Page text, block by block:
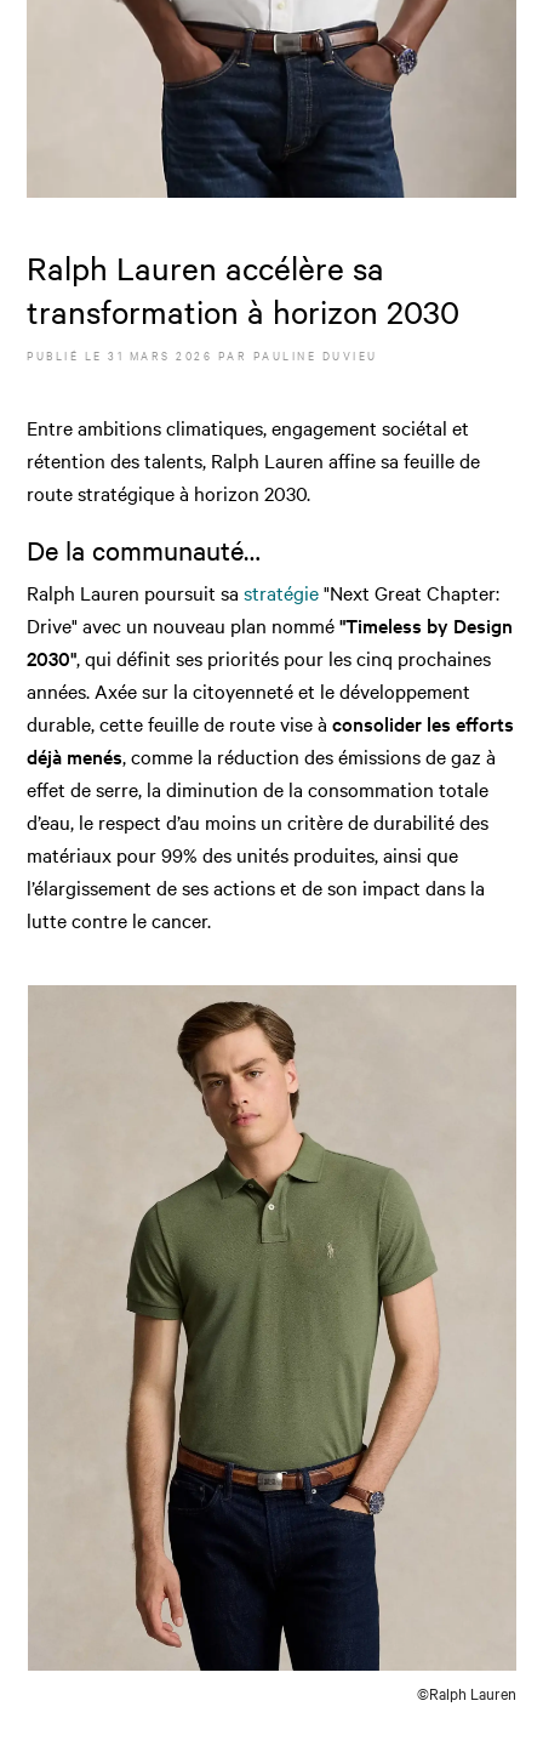
Ralph Lauren accélère sa
transformation à horizon 2030
PUBLIÉ LE31 MARS 2026 PAR PAULINE DUVIEU
Entre ambitions climatiques, engagement sociétal et
rétention des talents, Ralph Lauren affine sa feuille de
route stratégique à horizon 2030.
De la communauté…
Ralph Lauren poursuit sastratégie"Next Great Chapter:
Drive" avec un nouveau plan nommé"Timeless by Design
2030", qui définit ses priorités pour les cinq prochaines
années. Axée sur la citoyenneté et le développement
durable, cette feuille de route vise àconsolider les efforts
déjà menés, comme la réduction des émissions de gaz à
effet de serre, la diminution de la consommation totale
d’eau, le respect d’au moins un critère de durabilité des
matériaux pour 99% des unités produites, ainsi que
l’élargissement de ses actions et de son impact dans la
lutte contre le cancer.
©Ralph Lauren